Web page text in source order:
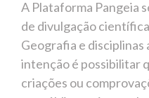
A Plataforma Pangeia
de divulgação
Geografia e disciplinas
intenção é possibilitar
criações ou